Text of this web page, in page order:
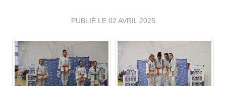
PUBLIÉ LE 02 AVRIL 2025